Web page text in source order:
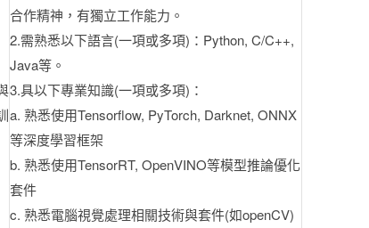
合作精神，有獨立工作能力。
2.需熟悉以下語言(一項或多項)：Python, C/C++,
Java等。
3.具以下專業知識(一項或多項)：
a. 熟悉使用Tensorflow, PyTorch, Darknet, ONNX
等深度學習框架
b. 熟悉使用TensorRT, OpenVINO等模型推論優化
套件
c. 熟悉電腦視覺處理相關技術與套件(如openCV)